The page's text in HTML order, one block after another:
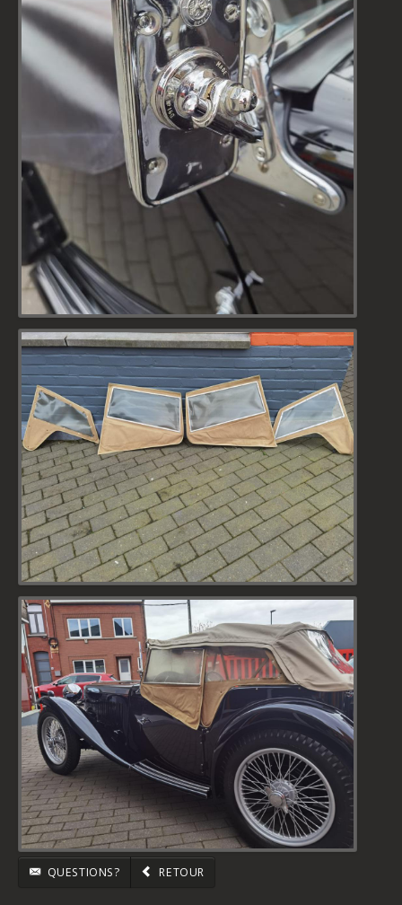
QUESTIONS? RETOUR